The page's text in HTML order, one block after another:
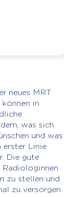
neues MRT
in
was sich
und was
erster Linie
Die gute
zu stellen und
zu versorgen.